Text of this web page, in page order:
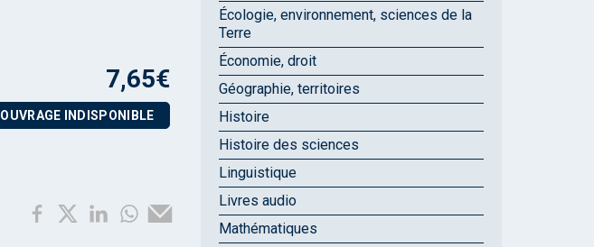
7,65€
OUVRAGE INDISPONIBLE
Écologie, environnement, sciences de la
Terre
Économie, droit
Géographie, territoires
Histoire
Histoire des sciences
Linguistique
Livres audio
Mathématiques